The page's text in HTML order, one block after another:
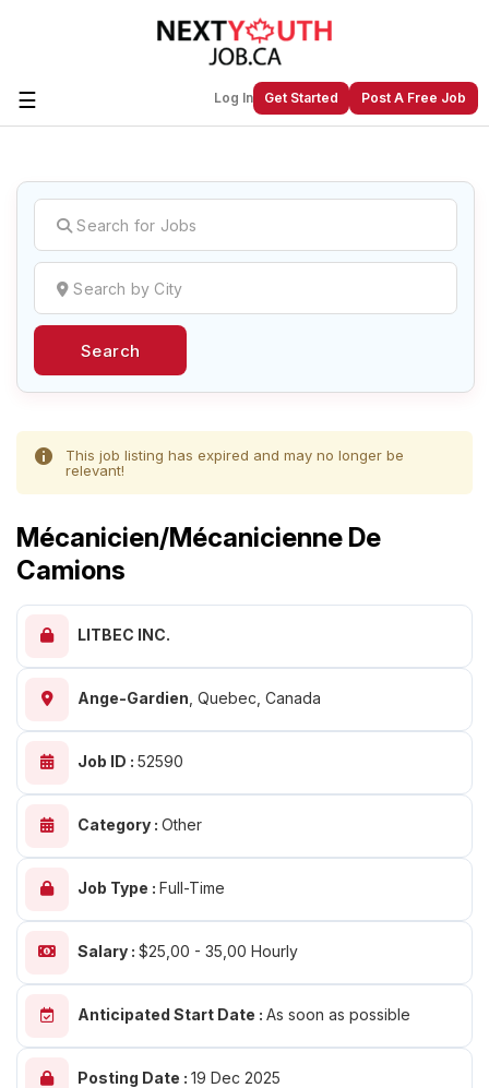
☰ Log In Get Started Post A Free Job
Create a New Listing toJoin Our
Next Youth Job Community!
Find or List your Job.Have an account?Log In
Account
Search
This job listing has expired and may no longer be
relevant!
Mécanicien/mécanicienne De
Camions
LITBEC INC.
Ange-Gardien Quebec, Canada
Job ID : 52590
Category : Other
Job Type : Full-Time
Salary : $25,00 - 35,00 Hourly
Anticipated Start Date : As soon as possible
Posting Date : 19 Dec 2025